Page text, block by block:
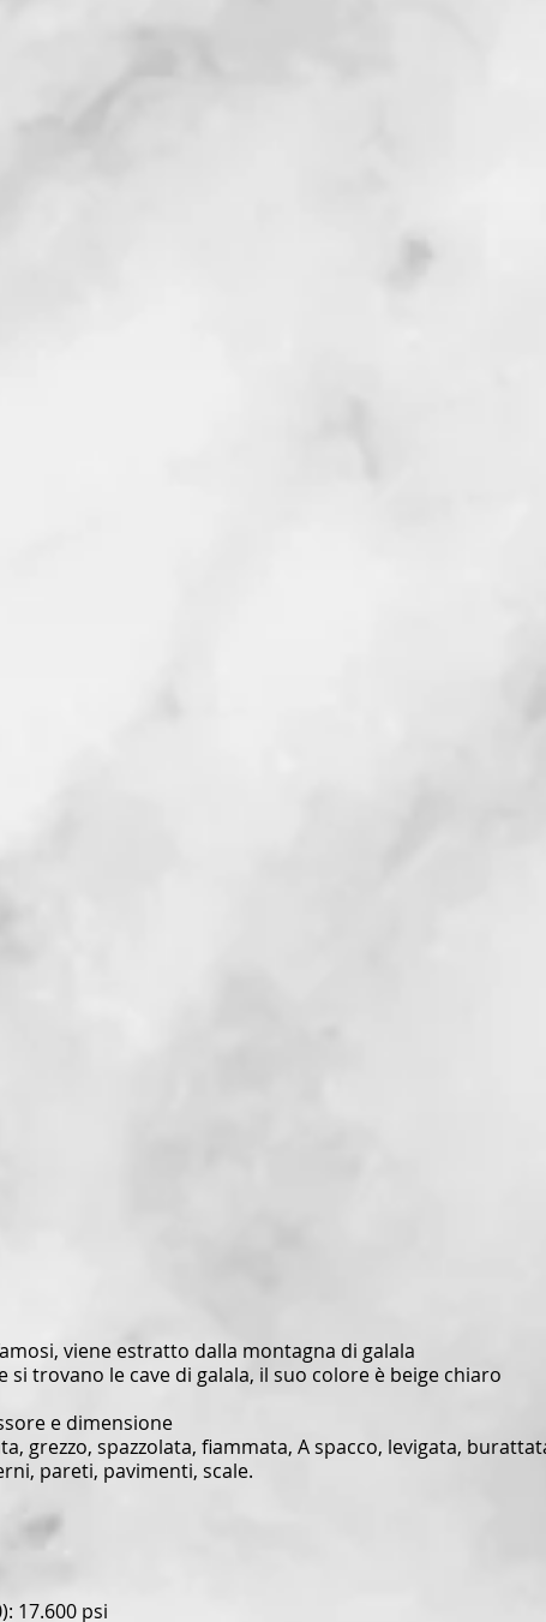
viene estratto dalla montagna di galala
trovano le cave di galala, il suo colore è beige chiaro
e dimensione
grezzo, spazzolata, fiammata, A spacco, levigata,
pareti, pavimenti, scale.
17.600 psi